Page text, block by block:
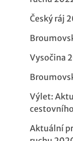
Český ráj
Vysočina
Výlet:
Aktuální